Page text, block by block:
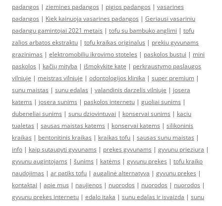
padangos | ziemines padangos | pigios padangos | vasarines
padangos | Kiek kainuoja vasarines padangos | Geriausi vasariniu
padangu gamintojai 2021 metais | tofu su bambuko anglimi | tofu
zalios arbatos ekstraktu | tofu kraikas originalus | prekiu gyvunams
grazinimas | elektromobiliu ikrovimo stoteles | paskolos bustui | mini
paskolos | kačių mityba | išmokykite katę | perkraustymo paslaugos
vilniuje | meistras vilniuje | odontologijos klinika | super premium |
sunu maistas | sunu edalas | valandinis darzelis vilniuje | josera
katems | josera sunims | paskolos internetu | guoliai sunims |
dubeneliai sunims | sunu dziovintuvai | konservai sunims | kaciu
tualetas | sausas maistas katems | konservai katems | silikoninis
kraikas | bentonitinis kraikas | kraikas tofu | sausas sunu maistas |
info | kaip sutaupyti gyvunams | prekes gyvunams | gyvunu prieziura |
gyvunu augintojams | šunims | katėms | gyvunu prekes | tofu kraiko
naudojimas | ar patiks tofu | augalinė alternatyva | gyvunu prekes |
kontaktai | apie mus | naujienos | nuorodos | nuorodos | nuorodos |
gyvunu prekes internetu | edalo itaka | sunu edalas ir isvaizda | sunu